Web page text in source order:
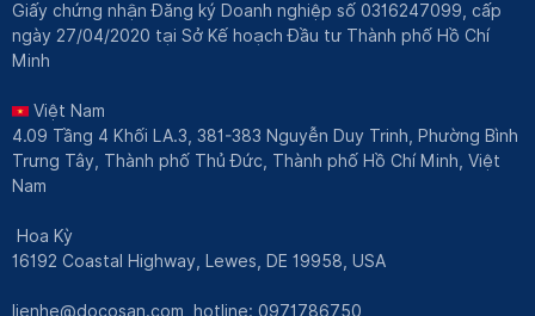
Giấy chứng nhận Đăng ký Doanh nghiệp số 0316247099, cấp
ngày 27/04/2020 tại Sở Kế hoạch Đầu tư Thành phố Hồ Chí
Minh
Việt Nam
4.09 Tầng 4 Khối LA.3, 381-383 Nguyễn Duy Trinh, Phường Bình
Trưng Tây, Thành phố Thủ Đức, Thành phố Hồ Chí Minh, Việt
Nam
Hoa Kỳ
16192 Coastal Highway, Lewes, DE 19958, USA
lienhe@docosan.com , hotline: 0971786750